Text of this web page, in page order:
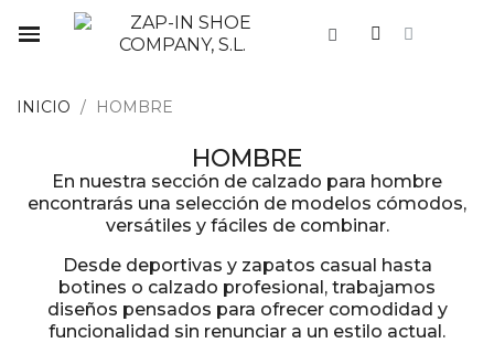
INICIO HOMBRE
HOMBRE
En nuestra sección de calzado para hombre
encontrarás una selección de modelos cómodos,
versátiles y fáciles de combinar.
Desde deportivas y zapatos casual hasta
botines o calzado profesional, trabajamos
diseños pensados para ofrecer comodidad y
funcionalidad sin renunciar a un estilo actual.